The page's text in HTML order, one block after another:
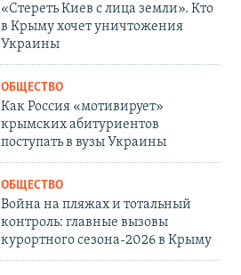
«Стереть Киев с лица земли». Кто
в Крыму хочет уничтожения
Украины
ОБЩЕСТВО
Как Россия «мотивирует»
крымских абитуриентов
поступать в вузы Украины
ОБЩЕСТВО
Война на пляжах и тотальный
контроль: главные вызовы
курортного сезона-2026 в Крыму